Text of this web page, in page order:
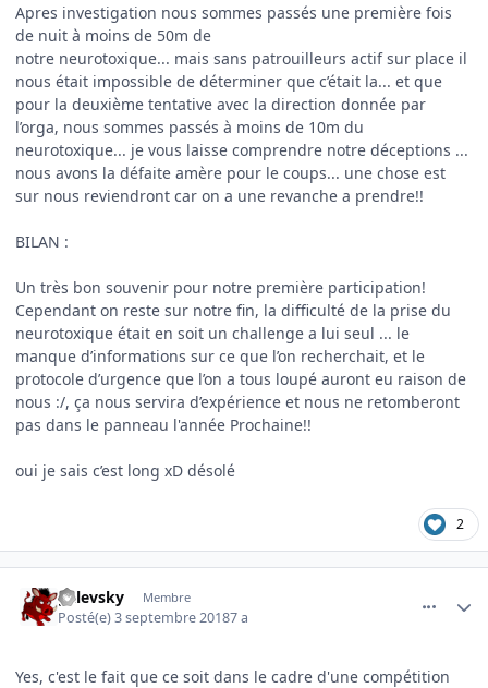
Apres investigation nous sommes passés une première fois
de nuit à moins de 50m de
notre neurotoxique... mais sans patrouilleurs actif sur place il
nous était impossible de déterminer que c’était la... et que
pour la deuxième tentative avec la direction donnée par
l’orga, nous sommes passés à moins de 10m du
neurotoxique... je vous laisse comprendre notre déceptions ...
nous avons la défaite amère pour le coups... une chose est
sur nous reviendront car on a une revanche a prendre!!
BILAN :
Un très bon souvenir pour notre première participation!
Cependant on reste sur notre fin, la difficulté de la prise du
neurotoxique était en soit un challenge a lui seul ... le
manque d’informations sur ce que l’on recherchait, et le
protocole d’urgence que l’on a tous loupé auront eu raison de
nous :/, ça nous servira d’expérience et nous ne retomberont
pas dans le panneau l'année Prochaine!!
oui je sais c’est long xD désolé
2
galevsky Membre
Posté(e)3 septembre 20187 a
Yes, c'est le fait que ce soit dans le cadre d'une compétition